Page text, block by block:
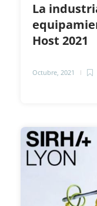
La
Host 2021
Octubre, 2021